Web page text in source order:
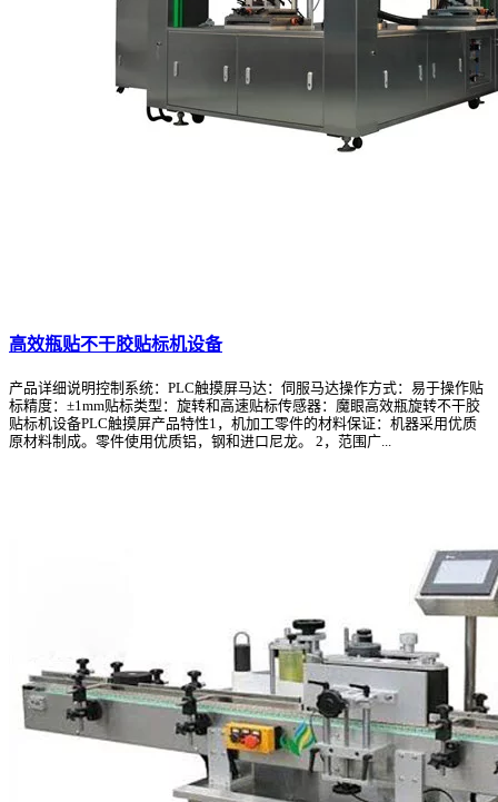
高效瓶贴不干胶贴标机设备
产品详细说明控制系统：PLC触摸屏马达：伺服马达操作方式：易于操作贴
标精度：±1mm贴标类型：旋转和高速贴标传感器：魔眼高效瓶旋转不干胶
贴标机设备PLC触摸屏产品特性1，机加工零件的材料保证：机器采用优质
原材料制成。零件使用优质铝，钢和进口尼龙。 2，范围广...